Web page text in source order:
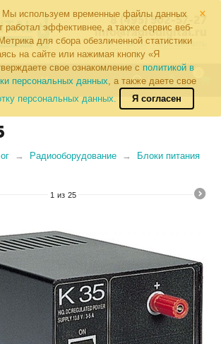
×
Мы используем временные файлы данных
работал эффективнее, а также сервис веб-
для сбора обезличенной статистики
на сайте или нажимая кнопку «Я
свое ознакомление с политикой в
персональных данных, а также даете свое
персональных данных.
Я согласен
8 (495) 502-57-27
info@radiodigital.ru
Контакты Перезвонить
Радиооборудование
Блоки питания
1 из 25